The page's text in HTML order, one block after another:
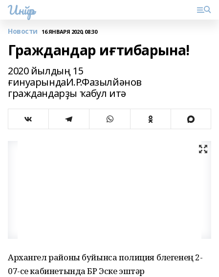
Инйәр
Новости 16 ЯНВАРЯ 2020, 08:30
Граждандар иғтибарына!
2020 йылдың 15
ғинуарындаИ.Р.Фазылйәнов
граждандарҙы ҡабул итә
Архангел районы буйынса полиция бүлегенең 2-
07-се кабинетында БР Эске эштәр